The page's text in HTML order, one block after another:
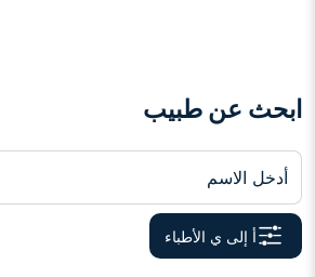
ابحث عن طبيب
أدخل الاسم
أ إلى ي الأطباء